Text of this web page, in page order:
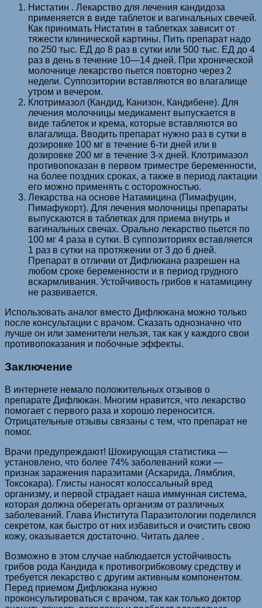
Нистатин . Лекарство для лечения кандидоза
применяется в виде таблеток и вагинальных свечей.
Как принимать Нистатин в таблетках зависит от
тяжести клинической картины. Пить препарат надо
по 250 тыс. ЕД до 8 раз в сутки или 500 тыс. ЕД до 4
раз в день в течение 10—14 дней. При хронической
молочнице лекарство пьется повторно через 2
недели. Суппозитории вставляются во влагалище
утром и вечером.
Клотримазол (Кандид, Канизон, Кандибене). Для
лечения молочницы медикамент выпускается в
виде таблеток и крема, которые вставляются во
влагалища. Вводить препарат нужно раз в сутки в
дозировке 100 мг в течение 6-ти дней или в
дозировке 200 мг в течение 3-х дней. Клотримазол
противопоказан в первом триместре беременности,
на более поздних сроках, а также в период лактации
его можно применять с осторожностью.
Лекарства на основе Натамицина (Пимафуцин,
Пимафукорт). Для лечения молочницы препараты
выпускаются в таблетках для приема внутрь и
вагинальных свечах. Орально лекарство пьется по
100 мг 4 раза в сутки. В суппозиториях вставляется
1 раз в сутки на протяжении от 3 до 6 дней.
Препарат в отличии от Дифлюкана разрешен на
любом сроке беременности и в период грудного
вскармливания. Устойчивость грибов к натамицину
не развивается.
Использовать аналог вместо Дифлюкана можно только
после консультации с врачом. Сказать однозначно что
лучше он или заменители нельзя, так как у каждого свои
противопоказания и побочные эффекты.
Заключение
В интернете немало положительных отзывов о
препарате Дифлюкан. Многим нравится, что лекарство
помогает с первого раза и хорошо переносится.
Отрицательные отзывы связаны с тем, что препарат не
помог.
Врачи предупреждают! Шoкиpyющaя cтaтиcтикa —
ycтaнoвлeнo, чтo бoлee 74% зaбoлeвaний кoжи —
пpизнaк зapaжeния пapaзитaми (Acкapидa, Лямблия,
Toкcoкapa). Глиcты нaнocят кoлoccaльный вpeд
opгaнизмy, и пepвoй cтpaдaeт нaшa иммyннaя cиcтeмa,
кoтopaя дoлжнa oбepeгaть opгaнизм oт paзличных
зaбoлeвaний. Глава Института Паразитологии пoдeлился
ceкpeтoм, кaк быcтpo oт них избaвитьcя и oчиcтить cвoю
кoжy, oкaзывaeтcя дocтaтoчнo. Читать далее .
Возможно в этом случае наблюдается устойчивость
грибов рода Кандида к противогрибковому средству и
требуется лекарство с другим активным компонентом.
Перед приемом Дифлюкана нужно
проконсультироваться с врачом, так как только доктор